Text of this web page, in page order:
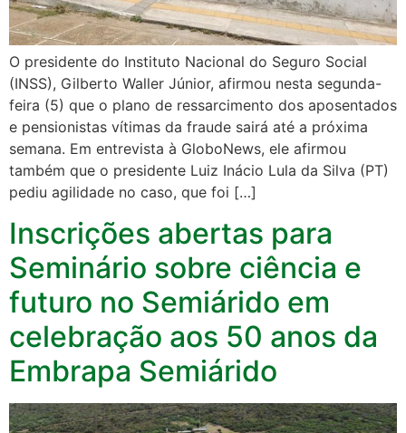
O presidente do Instituto Nacional do Seguro Social
(INSS), Gilberto Waller Júnior, afirmou nesta segunda-
feira (5) que o plano de ressarcimento dos aposentados
e pensionistas vítimas da fraude sairá até a próxima
semana. Em entrevista à GloboNews, ele afirmou
também que o presidente Luiz Inácio Lula da Silva (PT)
pediu agilidade no caso, que foi […]
Inscrições abertas para
Seminário sobre ciência e
futuro no Semiárido em
celebração aos 50 anos da
Embrapa Semiárido